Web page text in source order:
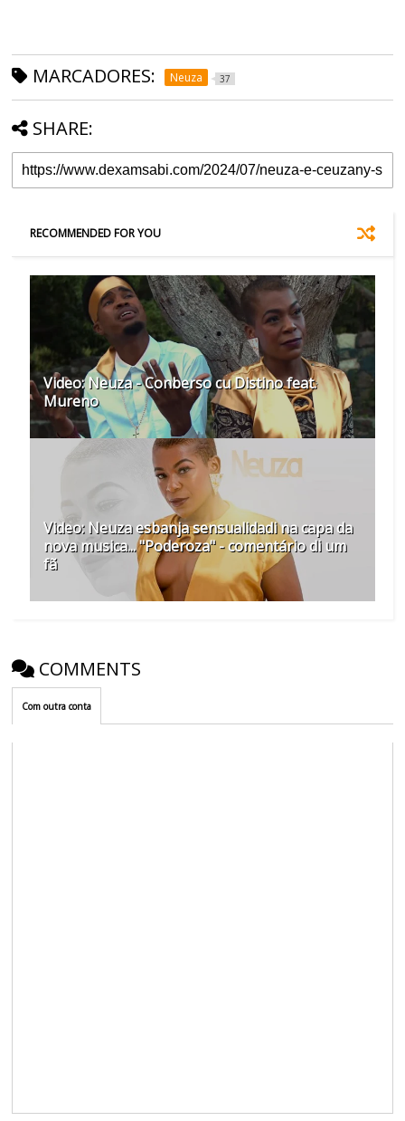
MARCADORES: Neuza 37
SHARE:
RECOMMENDED FOR YOU
Video: Neuza - Conberso cu Distino feat.
Mureno
Video: Neuza esbanja sensualidadi na capa da
nova musica... "Poderoza" - comentário di um
fã
COMMENTS
Com outra conta